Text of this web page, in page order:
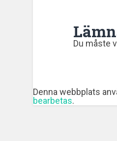
Du måste
Denna webbplats
bearbetas.